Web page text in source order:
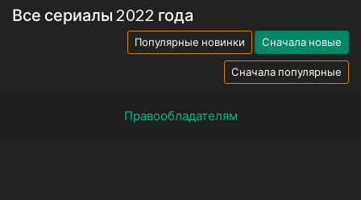
Все сериалы 2022 года
Популярные новинки Сначала новые
Сначала популярные
Правообладателям